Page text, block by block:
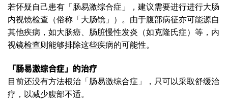
若怀疑自己患有「肠易激综合症」，建议需要进行进行大肠
内视镜检查（俗称「大肠镜」）。由于腹部病征亦可能源自
其他疾病，如大肠癌、肠脏慢性发炎（如克隆氏症）等，内
视镜检查则能够排除这些疾病的可能性。
「肠易激综合症」的治疗
目前还没有方法根治「肠易激综合症」，只可以采取舒缓治
疗，以减少腹部不适。